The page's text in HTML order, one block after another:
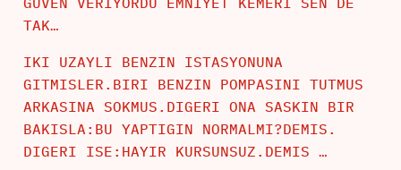
TAK…
IKI UZAYLI BENZIN ISTASYONUNA
GITMISLER.BIRI BENZIN POMPASINI TUTMUS
ARKASINA SOKMUS.DIGERI ONA SASKIN BIR
BAKISLA:BU YAPTIGIN NORMALMI?DEMIS.
DIGERI ISE:HAYIR KURSUNSUZ.DEMIS …